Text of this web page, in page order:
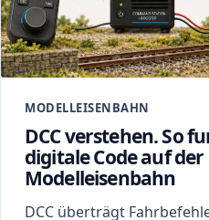
MODELLEISENBAHN
DCC verstehen. So
digitale Code auf der
Modelleisenbahn
DCC überträgt